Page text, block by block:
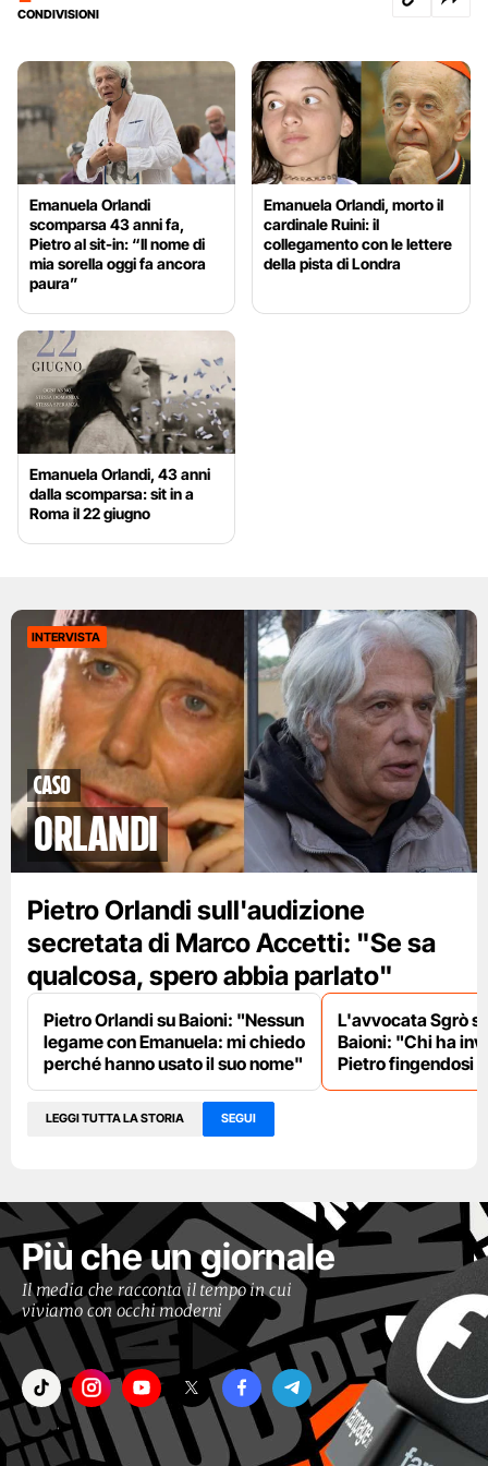
CONDIVISIONI
Emanuela Orlandi
scomparsa 43 anni fa,
Pietro al sit-in: “Il nome di
mia sorella oggi fa ancora
paura”
Emanuela Orlandi, morto il
cardinale Ruini: il
collegamento con le lettere
della pista di Londra
Emanuela Orlandi, 43 anni
dalla scomparsa: sit in a
Roma il 22 giugno
INTERVISTA
caso
orlandi
Pietro Orlandi sull'audizione
secretata di Marco Accetti: "Se sa
qualcosa, spero abbia parlato"
Pietro Orlandi su Baioni: "Nessun
legame con Emanuela: mi chiedo
perché hanno usato il suo nome"
L'avvocata Sgrò
Baioni: "Chi ha
Pietro fingendosi
LEGGI TUTTA LA STORIA SEGUI
Più che un giornale
Il media che racconta il tempo in cui
viviamo con occhi moderni